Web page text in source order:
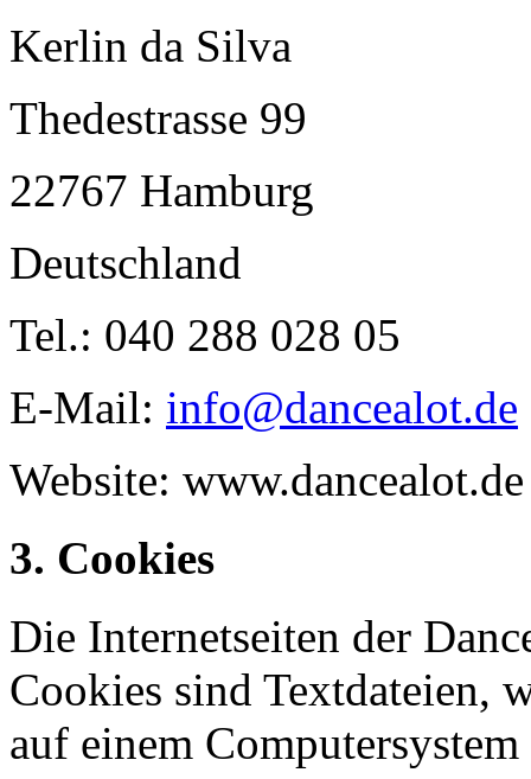
Kerlin da Silva
Thedestrasse 99
22767 Hamburg
Deutschland
Tel.: 040 288 028 05
E-Mail: info@dancealot.de
Website: www.dancealot.de
3. Cookies
Die Internetseiten der
Cookies sind Textdateien,
auf einem